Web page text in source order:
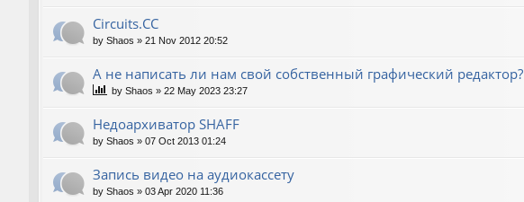
Circuits.CC
by Shaos » 21 Nov 2012 20:52
А не написать ли нам свой собственный графический редактор?
by Shaos » 22 May 2023 23:27
Недоархиватор SHAFF
by Shaos » 07 Oct 2013 01:24
Запись видео на аудиокассету
by Shaos » 03 Apr 2020 11:36